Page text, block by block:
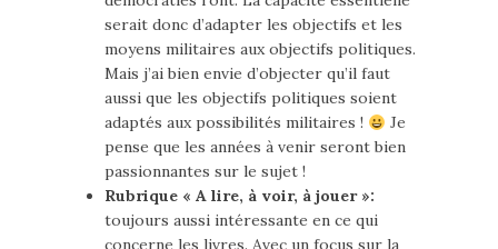
serait donc d’adapter les objectifs et les
moyens militaires aux objectifs politiques.
Mais j’ai bien envie d’objecter qu’il faut
aussi que les objectifs politiques soient
adaptés aux possibilités militaires !
Je
pense que les années à venir seront bien
passionnantes sur le sujet !
Rubrique « A lire, à voir, à jouer »:
toujours aussi intéressante en ce qui
concerne les livres. Avec un focus sur la